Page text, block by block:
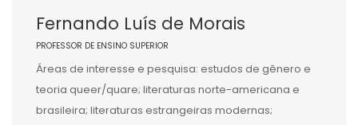
Fernando Luís de Morais
PROFESSOR DE ENSINO SUPERIOR
Áreas de interesse e pesquisa: estudos de gênero e
teoria queer/quare; literaturas norte-americana e
brasileira; literaturas estrangeiras modernas;